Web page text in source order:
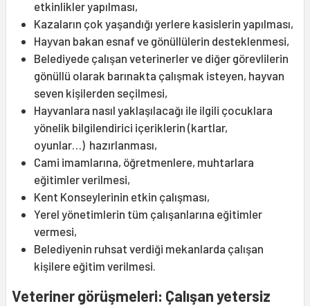
etkinlikler yapılması,
Kazaların çok yaşandığı yerlere kasislerin yapılması,
Hayvan bakan esnaf ve gönüllülerin desteklenmesi,
Belediyede çalışan veterinerler ve diğer görevlilerin
gönüllü olarak barınakta çalışmak isteyen, hayvan
seven kişilerden seçilmesi,
Hayvanlara nasıl yaklaşılacağı ile ilgili çocuklara
yönelik bilgilendirici içeriklerin (kartlar,
oyunlar…) hazırlanması,
Cami imamlarına, öğretmenlere, muhtarlara
eğitimler verilmesi,
Kent Konseylerinin etkin çalışması,
Yerel yönetimlerin tüm çalışanlarına eğitimler
vermesi,
Belediyenin ruhsat verdiği mekanlarda çalışan
kişilere eğitim verilmesi.
Veteriner görüşmeleri: Çalışan yetersiz